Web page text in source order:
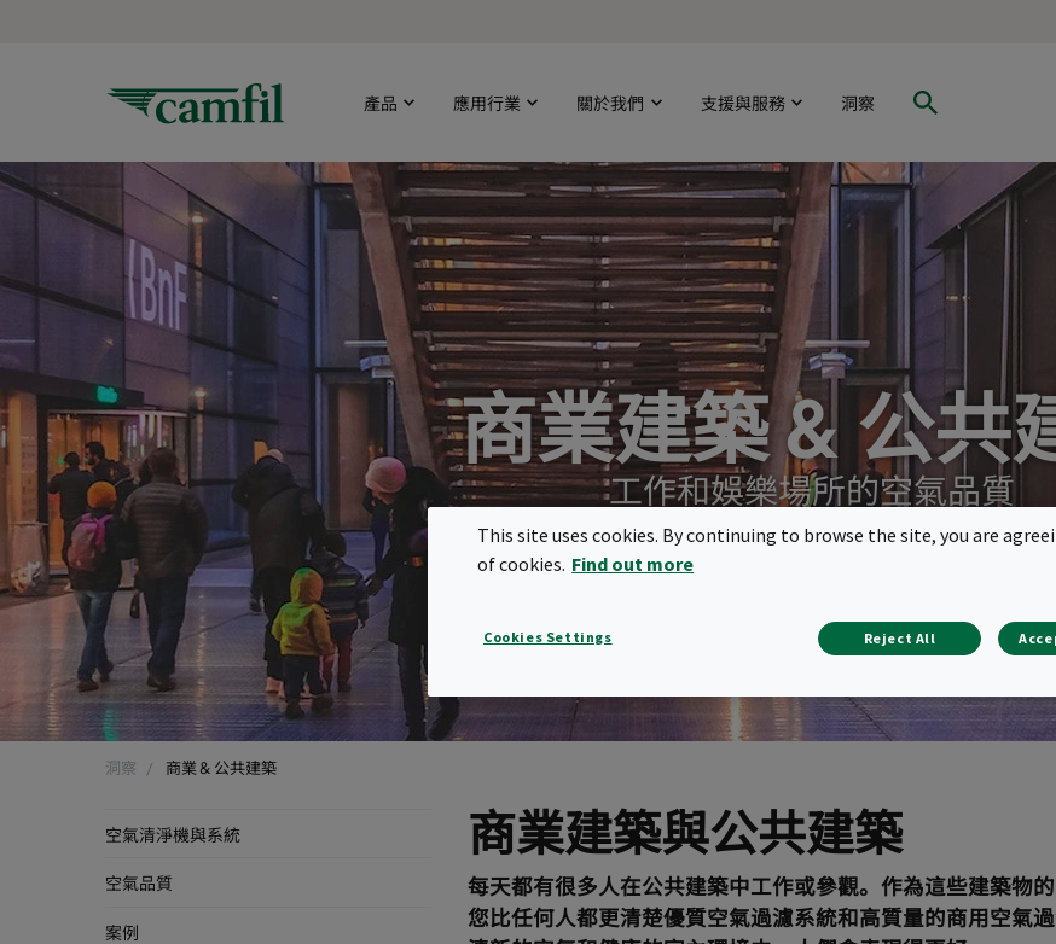
產品 應用行業 關於我們 支援與服務 洞察
商業建築 & 公共
工作和娛樂場所的空氣品質
洞察 商業 & 公共建築
空氣清淨機與系統
空氣品質
案例
商業建築與公共建築
每天都有很多人在公共建築中工作或參觀。作為這些建築物的
您比任何人都更清楚優質空氣過濾系統和高質量的商用空氣
This site uses cookies. By continuing to browse the site, you are
of cookies. Find out more
Cookies Settings Reject All